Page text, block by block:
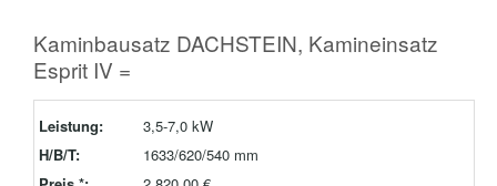
Kaminbausatz DACHSTEIN, Kamineinsatz
Esprit IV =
Leistung:
3,5-7,0 kW
H/B/T:
1633/620/540 mm